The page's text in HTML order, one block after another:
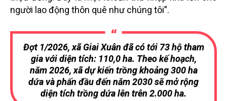
người lao động thôn quê như chúng tôi”.
Đợt 1/2026, xã Giai Xuân đã có tới 73 hộ tham
gia với diện tích: 110,0 ha. Theo kế hoạch,
năm 2026, xã dự kiến trồng khoảng 300 ha
dứa và phấn đầu đến năm 2030 sẽ mở rộng
diện tích trồng dứa lên trên 2.000 ha.